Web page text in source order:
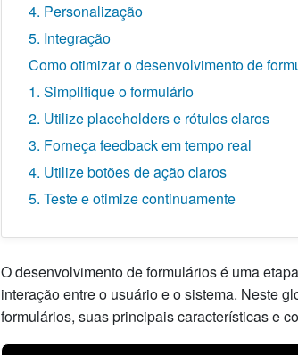
4. Personalização
5. Integração
Como otimizar o desenvolvimento de
1. Simplifique o formulário
2. Utilize placeholders e rótulos claros
3. Forneça feedback em tempo real
4. Utilize botões de ação claros
5. Teste e otimize continuamente
O desenvolvimento de formulários é uma
interação entre o usuário e o sistema. Neste
formulários, suas principais características e